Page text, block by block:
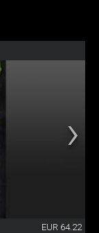
EUR 64.22